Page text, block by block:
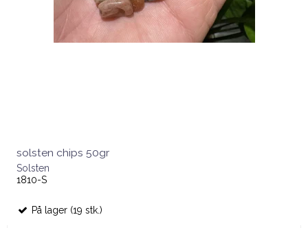
solsten chips 50gr
Solsten
1810-S
På lager (19 stk.)